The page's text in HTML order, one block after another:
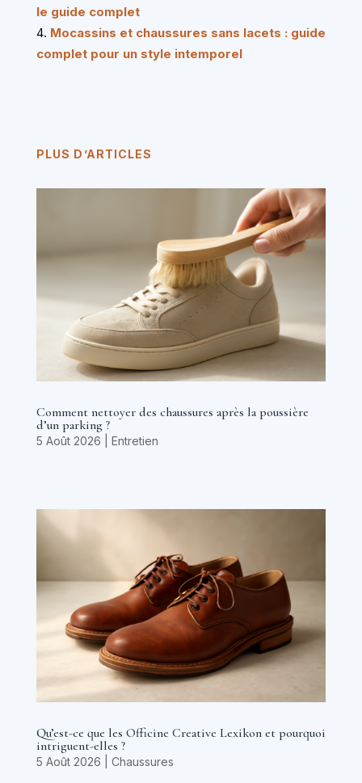
le guide complet
Mocassins et chaussures sans lacets : guide
complet pour un style intemporel
PLUS D’ARTICLES
Comment nettoyer des chaussures après la poussière
d’un parking ?
5 Août 2026 Entretien
Qu’est-ce que les Officine Creative Lexikon et pourquoi
intriguent-elles ?
5 Août 2026 Chaussures